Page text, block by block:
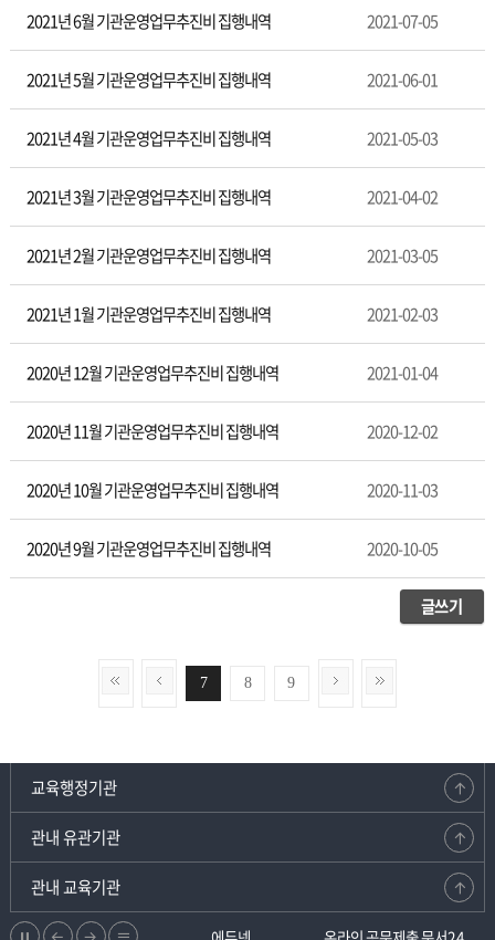
추
2021년 6월 기관운영업무추진비 집행내역 2021-07-05
2021년 5월 기관운영업무추진비 집행내역 2021-06-01
2021년 4월 기관운영업무추진비 집행내역 2021-05-03
2021년 3월 기관운영업무추진비 집행내역 2021-04-02
2021년 2월 기관운영업무추진비 집행내역 2021-03-05
2021년 1월 기관운영업무추진비 집행내역 2021-02-03
2020년 12월 기관운영업무추진비 집행내역 2021-01-04
2020년 11월 기관운영업무추진비 집행내역 2020-12-02
2020년 10월 기관운영업무추진비 집행내역 2020-11-03
2020년 9월 기관운영업무추진비 집행내역 2020-10-05
글쓰기
7 8 9
교육행정기관
관내 유관기관
관내 교육기관
정 이 다 리